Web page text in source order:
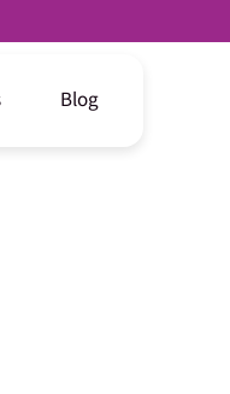
Blog